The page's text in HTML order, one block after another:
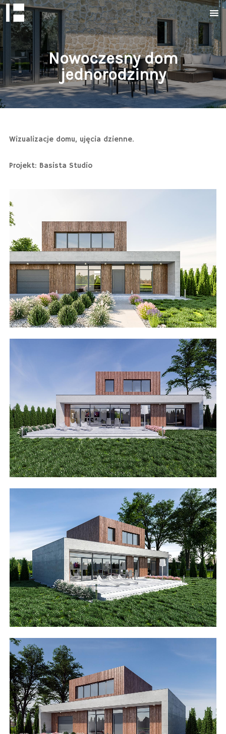
Nowoczesny dom
jednorodzinny
Wizualizacje domu, ujęcia dzienne.
Projekt: Basista Studio